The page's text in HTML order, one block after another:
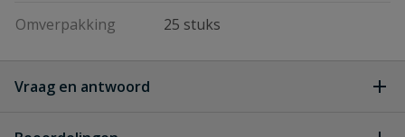
Omverpakking 25 stuks
Vraag en antwoord